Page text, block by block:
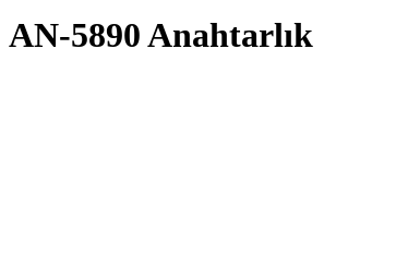
AN-5890 Anahtarlık